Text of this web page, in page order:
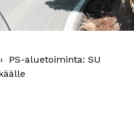
› PS-aluetoiminta: SU